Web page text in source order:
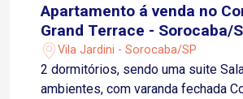
Apartamento á venda no
Grand Terrace - Sorocaba/
Vila Jardini - Sorocaba/SP
2 dormitórios, sendo uma suite
ambientes, com varanda fechada